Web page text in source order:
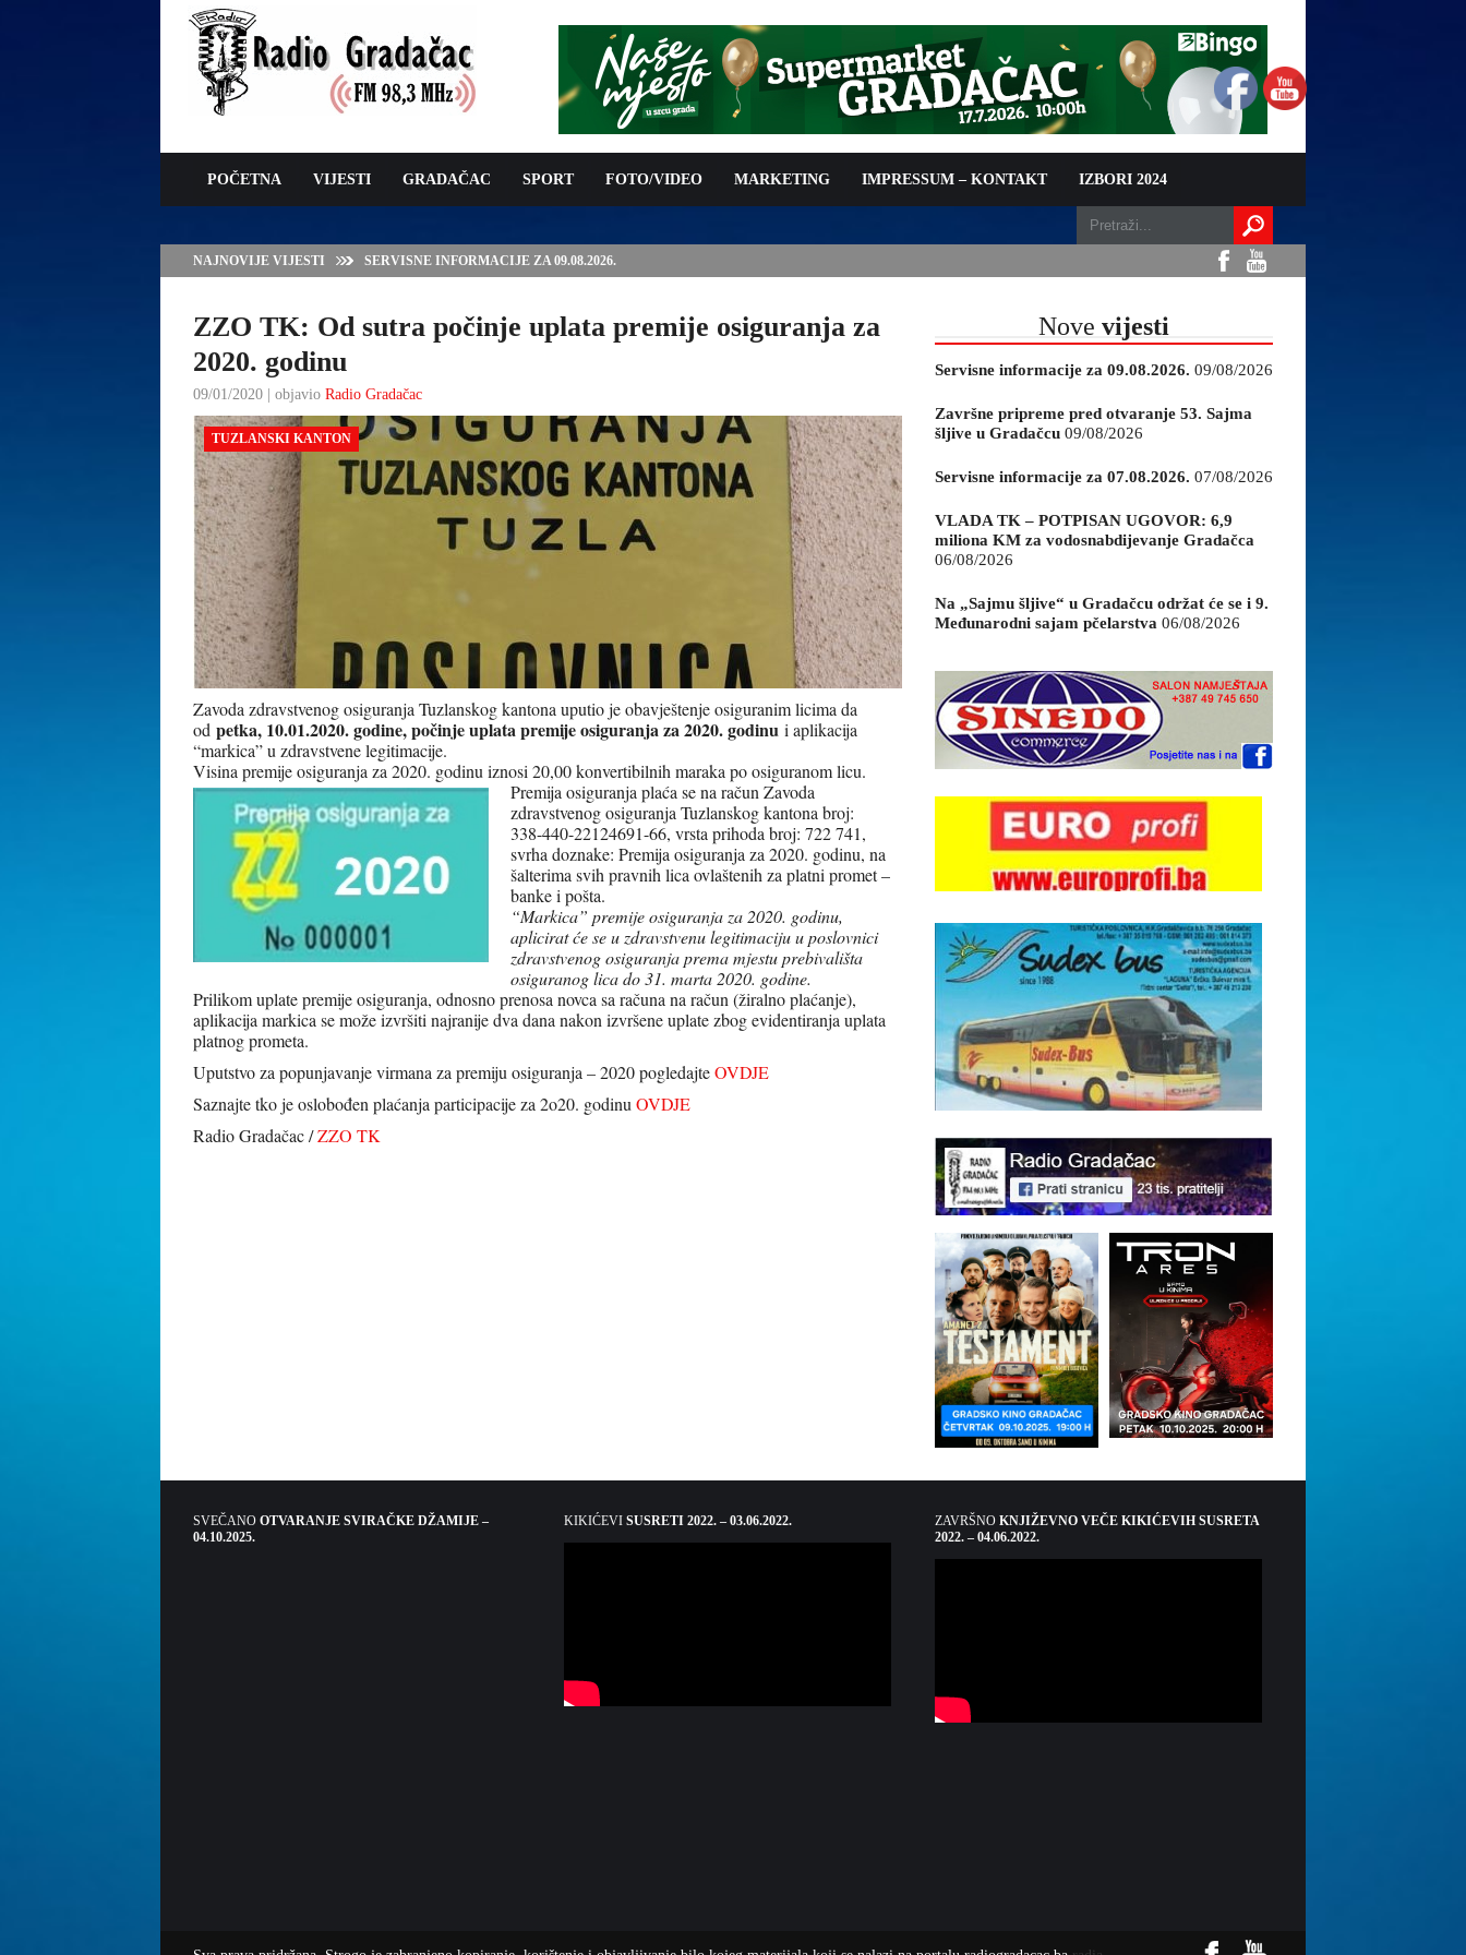
POČETNA VIJESTI GRADAČAC SPORT FOTO/VIDEO MARKETING IMPRESSUM – KONTAKT IZBORI 2024
NAJNOVIJE VIJESTI SERVISNE INFORMACIJE ZA 09.08.2026.
ZZO TK: Od sutra počinje uplata premije osiguranja za
2020. godinu
09/01/2020 | objavio Radio Gradačac
TUZLANSKI KANTON
Zavoda zdravstvenog osiguranja Tuzlanskog kantona uputio je obavještenje osiguranim licima da
od petka, 10.01.2020. godine, počinje uplata premije osiguranja za 2020. godinu i aplikacija
“markica” u zdravstvene legitimacije.
Visina premije osiguranja za 2020. godinu iznosi 20,00 konvertibilnih maraka po osiguranom licu.
Premija osiguranja plaća se na račun Zavoda
zdravstvenog osiguranja Tuzlanskog kantona broj:
338-440-22124691-66, vrsta prihoda broj: 722 741,
svrha doznake: Premija osiguranja za 2020. godinu, na
šalterima svih pravnih lica ovlaštenih za platni promet –
banke i pošta.
“Markica” premije osiguranja za 2020. godinu,
aplicirat će se u zdravstvenu legitimaciju u poslovnici
zdravstvenog osiguranja prema mjestu prebivališta
osiguranog lica do 31. marta 2020. godine.
Prilikom uplate premije osiguranja, odnosno prenosa novca sa računa na račun (žiralno plaćanje),
aplikacija markica se može izvršiti najranije dva dana nakon izvršene uplate zbog evidentiranja uplata
platnog prometa.
Uputstvo za popunjavanje virmana za premiju osiguranja – 2020 pogledajteOVDJE
Saznajte tko je oslobođen plaćanja participacije za 2o20. godinu OVDJE
Radio Gradačac /ZZO TK
Nove vijesti
Servisne informacije za 09.08.2026. 09/08/2026
Završne pripreme pred otvaranje 53. Sajma
šljive u Gradačcu 09/08/2026
Servisne informacije za 07.08.2026. 07/08/2026
VLADA TK – POTPISAN UGOVOR: 6,9
miliona KM za vodosnabdijevanje Gradačca
06/08/2026
Na „Sajmu šljive“ u Gradačcu održat će se i 9.
Međunarodni sajam pčelarstva 06/08/2026
SVEČANO OTVARANJE SVIRAČKE DŽAMIJE –
04.10.2025.
KIKIĆEVI SUSRETI 2022. – 03.06.2022. ZAVRŠNO KNJIŽEVNO VEČE KIKIĆEVIH SUSRETA
2022. – 04.06.2022.